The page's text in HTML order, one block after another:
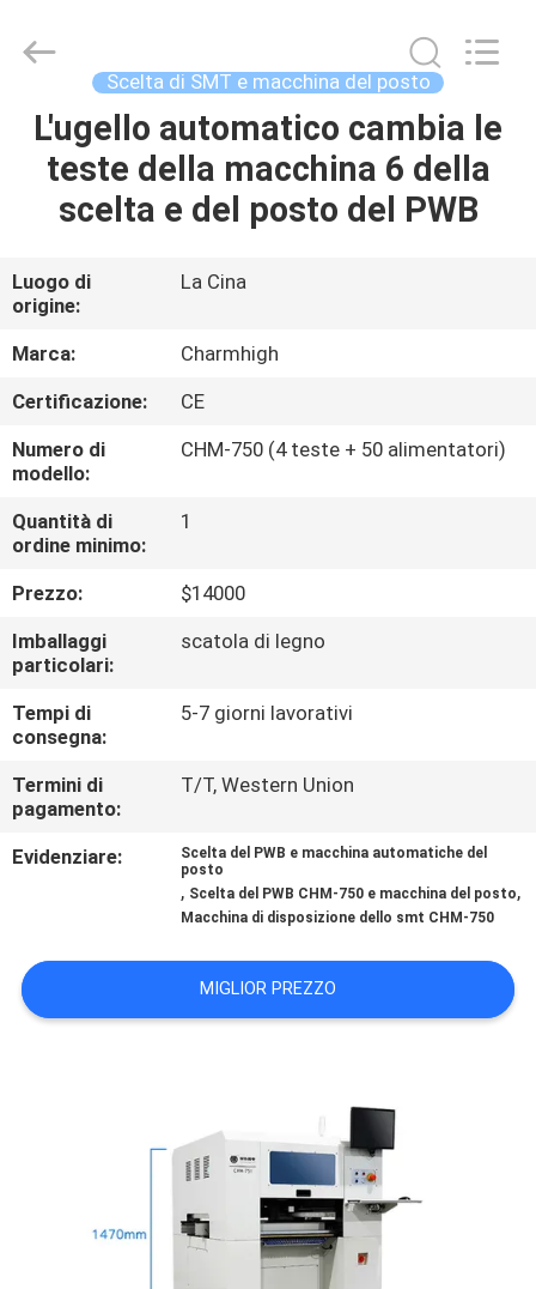
CASA
PRODOTTI
VIDEO
SU
DI
NOI
VISITA
ALLA
FABBRICA
CONTROLLO
DELLA
QUALITÀ
CONTATTACI
SHOPPING
ON
CHARMHIGH
Reserved.
Scelta di SMT e macchina del posto
L'ugello automatico cambia le
teste della macchina 6 della
scelta e del posto del PWB
Luogo di
origine:
La Cina
Marca:
Charmhigh
Certificazione:
CE
Numero di
modello:
CHM-750 (4 teste + 50 alimentatori)
Quantità di
ordine minimo:
1
Prezzo:
$14000
Imballaggi
particolari:
scatola di legno
Tempi di
consegna:
5-7 giorni lavorativi
Termini di
pagamento:
T/T, Western Union
Evidenziare:
Scelta del PWB e macchina automatiche del
posto
, Scelta del PWB CHM-750 e macchina del posto,
Macchina di disposizione dello smt CHM-750
MIGLIOR PREZZO